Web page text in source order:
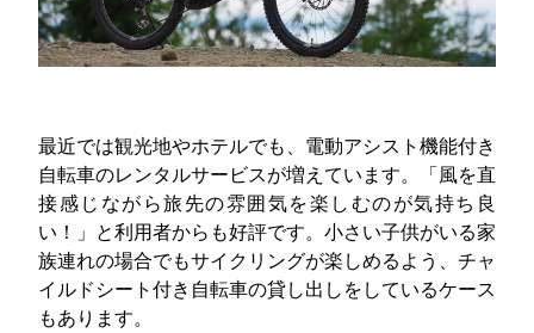
最近では観光地やホテルでも、電動アシスト機能付き
自転車のレンタルサービスが増えています。「風を直
接感じながら旅先の雰囲気を楽しむのが気持ち良
い！」と利用者からも好評です。小さい子供がいる家
族連れの場合でもサイクリングが楽しめるよう、チャ
イルドシート付き自転車の貸し出しをしているケース
もあります。